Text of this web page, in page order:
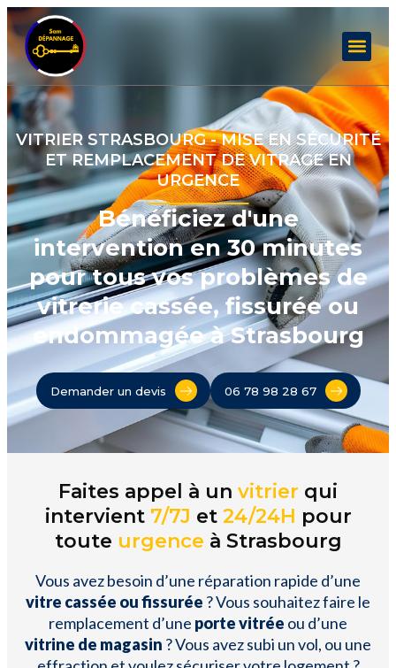
VITRIER STRASBOURG - MISE EN SÉCURITÉ
ET REMPLACEMENT DE VITRAGE EN
URGENCE
Bénéficiez d'une
intervention en 30 minutes
pour tous vos problèmes de
vitrerie cassée, fissurée ou
endommagée à Strasbourg
Demander un devis 06 78 98 28 67
Faites appel à un vitrier qui
intervient 7/7J et 24/24H pour
toute urgence à Strasbourg
Vous avez besoin d’une réparation rapide d’une
vitre cassée ou fissurée ? Vous souhaitez faire le
remplacement d’une porte vitrée ou d’une
vitrine de magasin ? Vous avez subi un vol, ou une